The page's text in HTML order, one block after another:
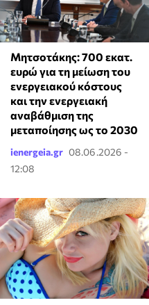
Μητσοτάκης: 700 εκατ.
ευρώ για τη μείωση του
ενεργειακού κόστους
και την ενεργειακή
αναβάθμιση της
μεταποίησης ως το 2030
ienergeia.gr 08.06.2026 -
12:08